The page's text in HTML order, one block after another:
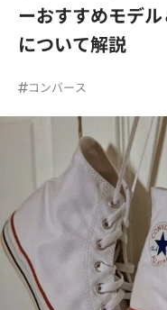
ーおすすめモデ
について解説
コンバース